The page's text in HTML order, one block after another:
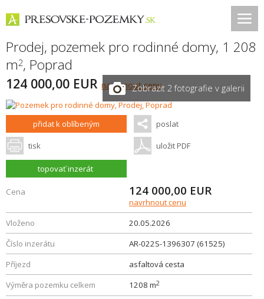
Prodej, pozemek pro rodinné domy, 1 208
m2, Poprad
124 000,00 EUR navrhnout cenuZobrazit 2 fotografie v galerii
přidat k oblíbeným poslat
tisk uložit PDF
topovať inzerát
Cena 124 000,00 EUR
navrhnout cenu
Vloženo
20.05.2026
Číslo inzerátu
AR-022S-1396307 (61525)
Příjezd
asfaltová cesta
Výměra pozemku celkem
1208 m2